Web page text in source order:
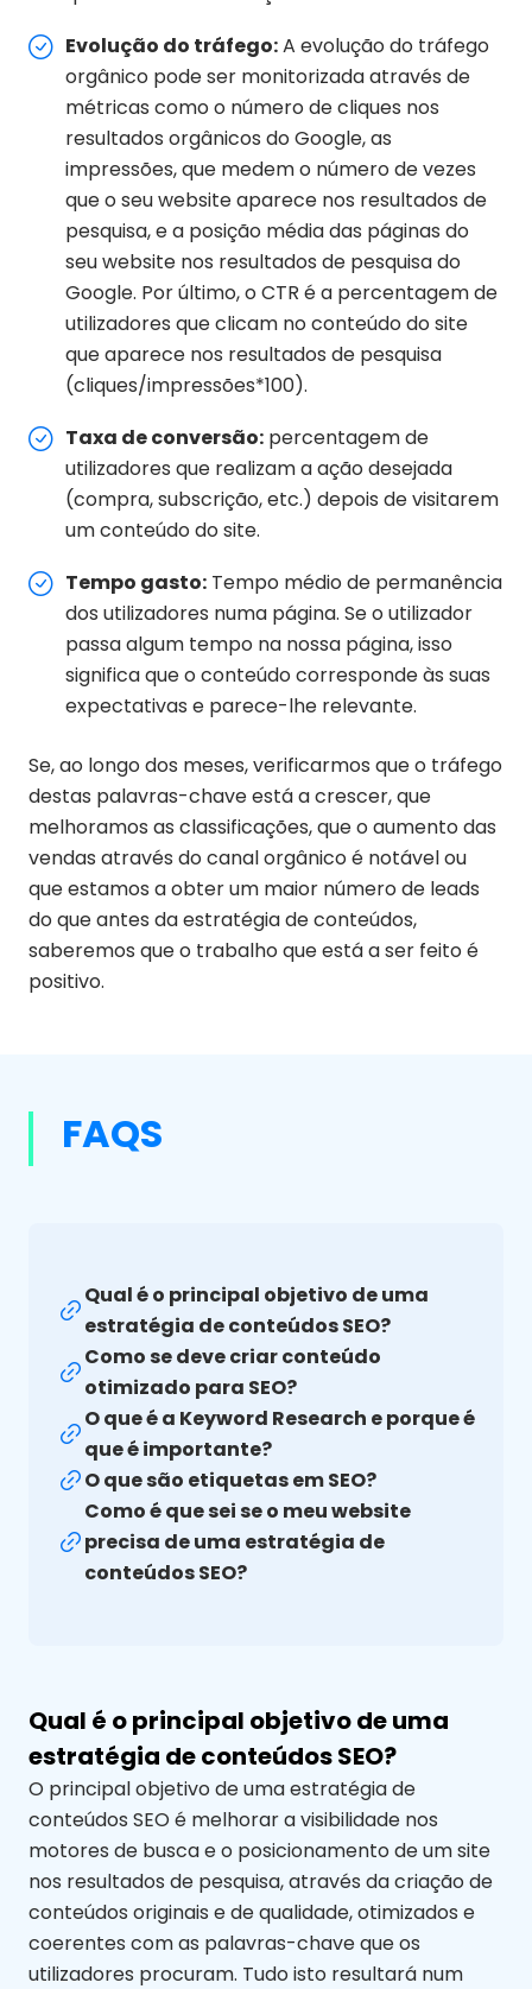
Evolução do tráfego:A evolução do tráfego
orgânico pode ser monitorizada através de
métricas como o número de cliques nos
resultados orgânicos do Google, as
impressões, que medem o número de vezes
que o seu website aparece nos resultados de
pesquisa, e a posição média das páginas do
seu website nos resultados de pesquisa do
Google. Por último, o CTR é a percentagem de
utilizadores que clicam no conteúdo do site
que aparece nos resultados de pesquisa
(cliques/impressões*100).
Taxa de conversão: percentagem de
utilizadores que realizam a ação desejada
(compra, subscrição, etc.) depois de visitarem
um conteúdo do site.
Tempo gasto: Tempo médio de permanência
dos utilizadores numa página. Se o utilizador
passa algum tempo na nossa página, isso
significa que o conteúdo corresponde às suas
expectativas e parece-lhe relevante.
Se, ao longo dos meses, verificarmos que o tráfego
destas palavras-chave está a crescer, que
melhoramos as classificações, que o aumento das
vendas através do canal orgânico é notável ou
que estamos a obter um maior número de leads
do que antes da estratégia de conteúdos,
saberemos que o trabalho que está a ser feito é
positivo.
FAQS
Qual é o principal objetivo de uma
estratégia de conteúdos SEO?
Como se deve criar conteúdo
otimizado para SEO?
O que é a Keyword Research e porque é
que é importante?
O que são etiquetas em SEO?
Como é que sei se o meu website
precisa de uma estratégia de
conteúdos SEO?
Qual é o principal objetivo de uma
estratégia de conteúdos SEO?
O principal objetivo de uma estratégia de
conteúdos SEO é melhorar a visibilidade nos
motores de busca e o posicionamento de um site
nos resultados de pesquisa, através da criação de
conteúdos originais e de qualidade, otimizados e
coerentes com as palavras-chave que os
utilizadores procuram. Tudo isto resultará num